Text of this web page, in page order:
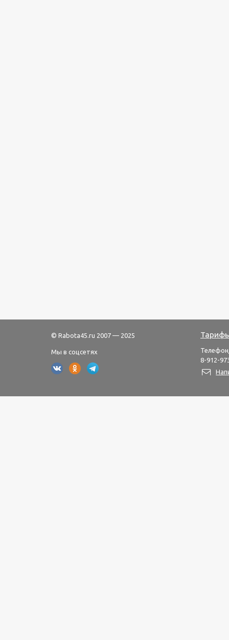
© Rabota45.ru 2007 — 2025
Мы в соцсетях
8-912-